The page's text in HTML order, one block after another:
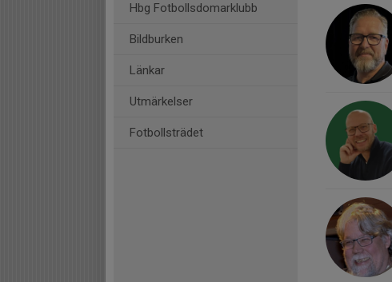
Hbg Fotbollsdomarklubb
Bildburken
Länkar
Utmärkelser
Fotbollsträdet